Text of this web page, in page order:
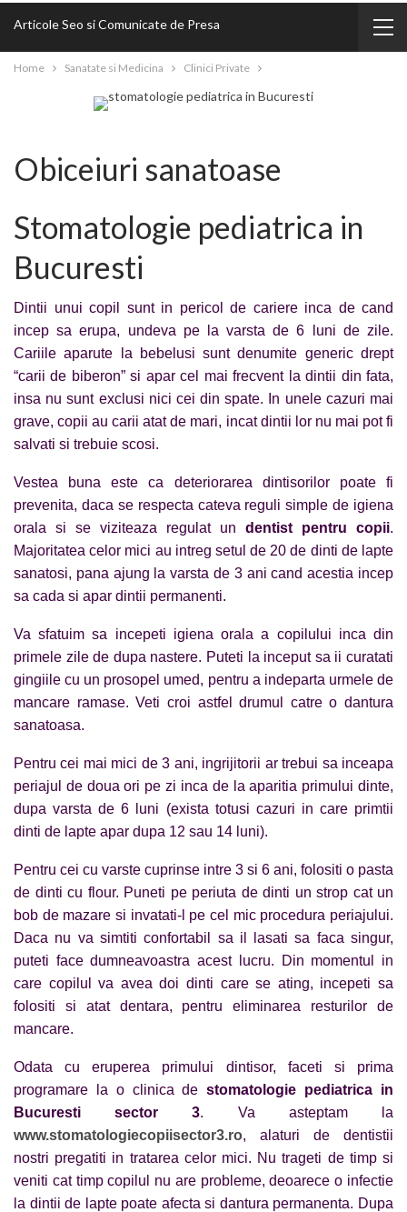
Articole Seo si Comunicate de Presa
Home Sanatate si Medicina Clinici Private
Obiceiuri sanatoase
Stomatologie pediatrica in
Bucuresti
Dintii unui copil sunt in pericol de cariere inca de cand
incep sa erupa, undeva pe la varsta de 6 luni de zile.
Cariile aparute la bebelusi sunt denumite generic drept
“carii de biberon” si apar cel mai frecvent la dintii din fata,
insa nu sunt exclusi nici cei din spate. In unele cazuri mai
grave, copii au carii atat de mari, incat dintii lor nu mai pot fi
salvati si trebuie scosi.
Vestea buna este ca deteriorarea dintisorilor poate fi
prevenita, daca se respecta cateva reguli simple de igiena
orala si se viziteaza regulat un dentist pentru copii.
Majoritatea celor mici au intreg setul de 20 de dinti de lapte
sanatosi, pana ajung la varsta de 3 ani cand acestia incep
sa cada si apar dintii permanenti.
Va sfatuim sa incepeti igiena orala a copilului inca din
primele zile de dupa nastere. Puteti la inceput sa ii curatati
gingiile cu un prosopel umed, pentru a indeparta urmele de
mancare ramase. Veti croi astfel drumul catre o dantura
sanatoasa.
Pentru cei mai mici de 3 ani, ingrijitorii ar trebui sa inceapa
periajul de doua ori pe zi inca de la aparitia primului dinte,
dupa varsta de 6 luni (exista totusi cazuri in care primtii
dinti de lapte apar dupa 12 sau 14 luni).
Pentru cei cu varste cuprinse intre 3 si 6 ani, folositi o pasta
de dinti cu flour. Puneti pe periuta de dinti un strop cat un
bob de mazare si invatati-l pe cel mic procedura periajului.
Daca nu va simtiti confortabil sa il lasati sa faca singur,
puteti face dumneavoastra acest lucru. Din momentul in
care copilul va avea doi dinti care se ating, incepeti sa
folositi si atat dentara, pentru eliminarea resturilor de
mancare.
Odata cu eruperea primului dintisor, faceti si prima
programare la o clinica destomatologie pediatrica in
Bucuresti sector 3. Va asteptam la
www.stomatologiecopiisector3.ro, alaturi de dentistii
nostri pregatiti in tratarea celor mici. Nu trageti de timp si
veniti cat timp copilul nu are probleme, deoarece o infectie
la dintii de lapte poate afecta si dantura permanenta. Dupa